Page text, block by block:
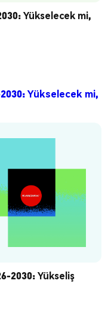
Yükselecek mi,
Yükselecek mi,
2030: Yükseliş